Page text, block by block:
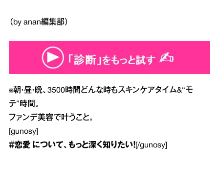
（by anan編集部）
※朝・昼・晩、3500時間どんな時もスキンケアタイム&“モ
テ”時間。
ファンデ美容で叶うこと。
[gunosy]
＃恋愛 について、もっと深く知りたい！ [/gunosy]